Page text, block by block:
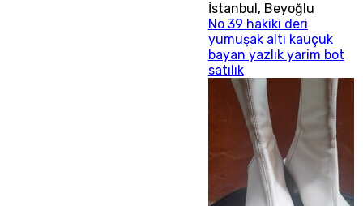
İstanbul , Beyoğlu
No 39 hakiki deri
yumuşak altı kauçuk
bayan yazlık yarim bot
satılık